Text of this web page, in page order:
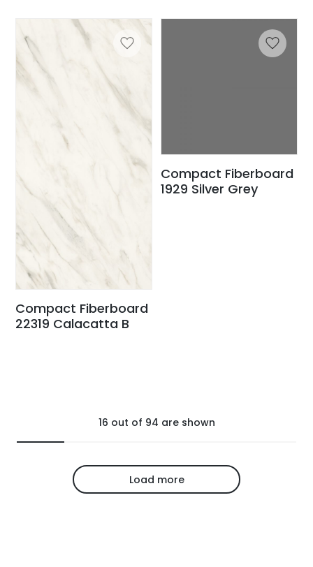
Compact Fiberboard
22319 Calacatta B
Compact Fiberboard
1929 Silver Grey
16 out of 94 are shown
Load more